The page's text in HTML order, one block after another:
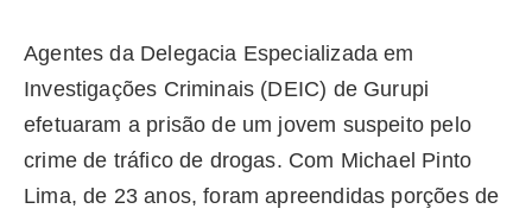
Agentes da Delegacia Especializada em
Investigações Criminais (DEIC) de Gurupi
efetuaram a prisão de um jovem suspeito pelo
crime de tráfico de drogas. Com Michael Pinto
Lima, de 23 anos, foram apreendidas porções de